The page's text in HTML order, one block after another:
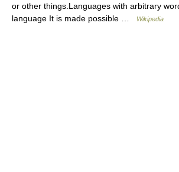
or other things.Languages with arbitrary
language It is made possible …
Wikipedia